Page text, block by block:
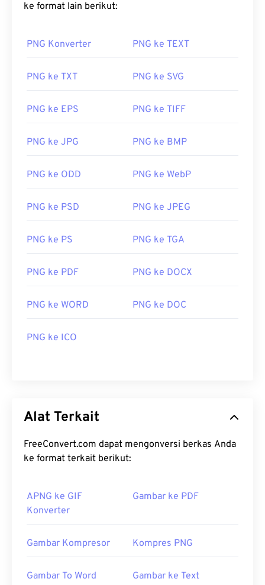
ke format lain berikut:
PNG Konverter PNG ke TEXT
PNG ke TXT PNG ke SVG
PNG ke EPS PNG ke TIFF
PNG ke JPG PNG ke BMP
PNG ke ODD PNG ke WebP
PNG ke PSD PNG ke JPEG
PNG ke PS PNG ke TGA
PNG ke PDF PNG ke DOCX
PNG ke WORD PNG ke DOC
PNG ke ICO
Alat Terkait
FreeConvert.com dapat mengonversi berkas Anda
ke format terkait berikut:
APNG ke GIF
Konverter
Gambar ke PDF
Gambar Kompresor Kompres PNG
Gambar To Word Gambar ke Text